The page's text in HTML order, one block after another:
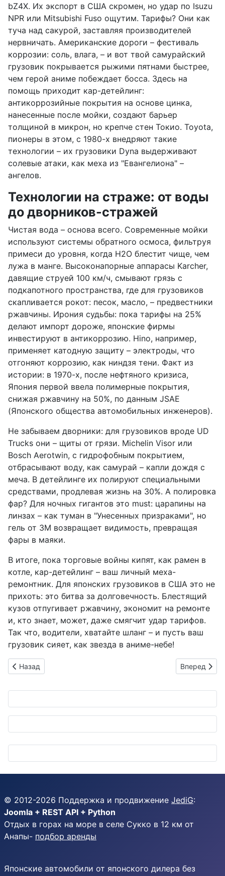
bZ4X. Их экспорт в США скромен, но удар по Isuzu
NPR или Mitsubishi Fuso ощутим. Тарифы? Они как
туча над сакурой, заставляя производителей
нервничать. Американские дороги – фестиваль
коррозии: соль, влага, – и вот твой самурайский
грузовик покрывается рыжими пятнами быстрее,
чем герой аниме побеждает босса. Здесь на
помощь приходит кар-детейлинг:
антикоррозийные покрытия на основе цинка,
нанесенные после мойки, создают барьер
толщиной в микрон, но крепче стен Токио. Toyota,
пионеры в этом, с 1980-х внедряют такие
технологии – их грузовики Dyna выдерживают
солевые атаки, как меха из "Евангелиона" –
ангелов.
Технологии на страже: от воды
до дворников-стражей
Чистая вода – основа всего. Современные мойки
используют системы обратного осмоса, фильтруя
примеси до уровня, когда H2O блестит чище, чем
лужа в манге. Высоконапорные аппарасы Karcher,
давящие струей 100 км/ч, смывают грязь с
подкапотного пространства, где для грузовиков
скапливается рокот: песок, масло, – предвестники
ржавчины. Ирония судьбы: пока тарифы на 25%
делают импорт дороже, японские фирмы
инвестируют в антикоррозию. Hino, например,
применяет катодную защиту – электроды, что
отгоняют коррозию, как ниндзя тени. Факт из
истории: в 1970-х, после нефтяного кризиса,
Япония первой ввела полимерные покрытия,
снижая ржавчину на 50%, по данным JSAE
(Японского общества автомобильных инженеров).
Не забываем дворники: для грузовиков вроде UD
Trucks они – щиты от грязи. Michelin Visor или
Bosch Aerotwin, с гидрофобным покрытием,
отбрасывают воду, как самурай – капли дождя с
меча. В детейлинге их полируют специальными
средствами, продлевая жизнь на 30%. А полировка
фар? Для ночных гигантов это must: царапины на
линзах – как туман в "Унесенных призраками", но
гель от 3M возвращает видимость, превращая
фары в маяки.
В итоге, пока торговые войны кипят, как рамен в
котле, кар-детейлинг – ваш личный меха-
ремонтник. Для японских грузовиков в США это не
прихоть: это битва за долговечность. Блестящий
кузов отпугивает ржавчину, экономит на ремонте
и, кто знает, может, даже смягчит удар тарифов.
Так что, водители, хватайте шланг – и пусть ваш
грузовик сияет, как звезда в аниме-небе!
Предыдущий: Маленькие ниндзя блеска: юные герои
Назад Следующий:
Вперед
© 2012-2026 Поддержка и продвижение JediG:
Joomla + REST API + Python
Отдых в горах на море в селе Сукко в 12 км от
Анапы- подбор аренды
Японские автомобили от японского дилера без